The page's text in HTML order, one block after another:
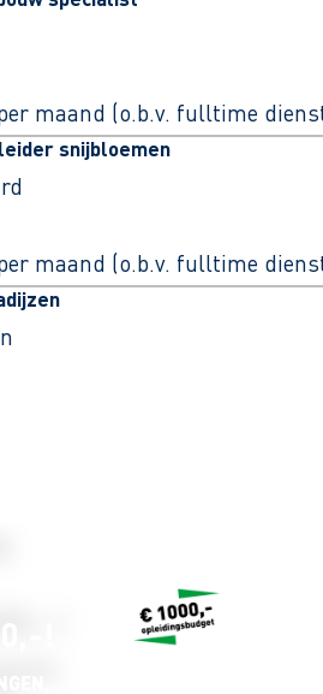
maand (o.b.v. fulltime
snijbloemen
maand (o.b.v. fulltime